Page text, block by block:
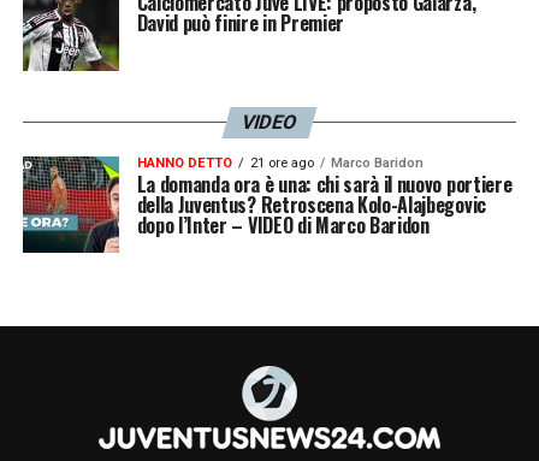
David può finire in Premier
VIDEO
HANNO DETTO 21 ore ago Marco Baridon
La domanda ora è una: chi sarà il nuovo portiere
della Juventus? Retroscena Kolo-Alajbegovic
dopo l’Inter – VIDEO di Marco Baridon